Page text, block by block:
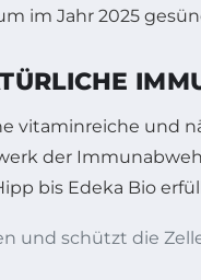
im Jahr 2025
vitaminreiche und
der
bis Edeka Bio
schützt die